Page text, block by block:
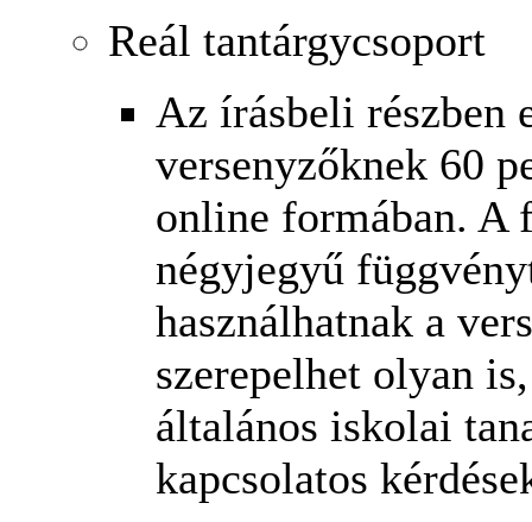
Reál tantárgycsoport
Az írásbeli részben
versenyzőknek 60
online formában. A
négyjegyű
használhatnak a
szerepelhet olyan
általános iskolai
kapcsolatos